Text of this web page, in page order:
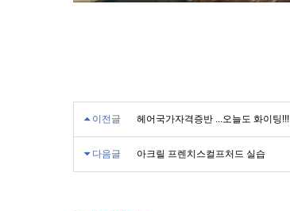
이전글 헤어국가자격증반 ...오늘도 화이팅!!!
다음글 아크릴 프렌치스컬프처드 실습